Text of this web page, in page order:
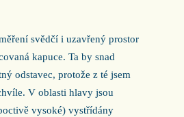
svědčí i uzavřený prostor
kapuce. Ta by snad
odstavec, protože z té jsem
V oblasti hlavy jsou
vysoké) vystřídány